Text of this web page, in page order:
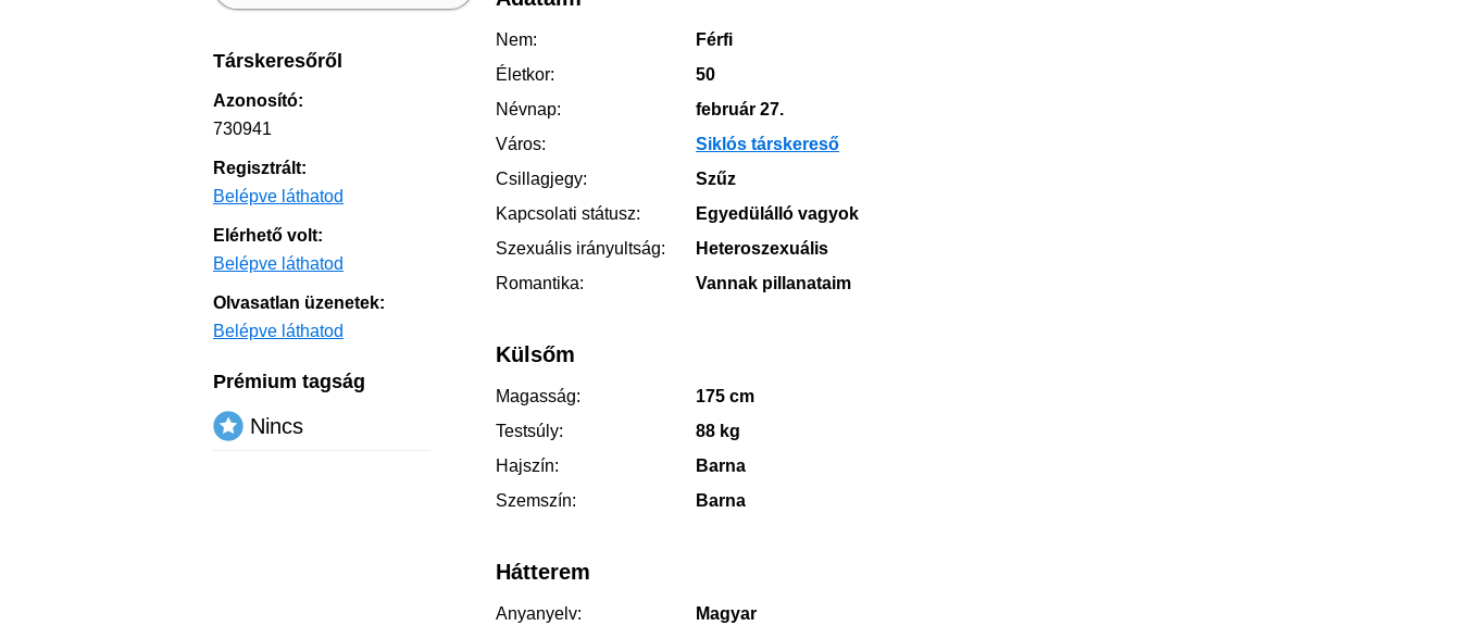
Nem:
Férfi
Életkor:
50
Névnap:
február 27.
Város:
Siklós társkereső
Csillagjegy:
Szűz
Kapcsolati státusz:
Egyedülálló vagyok
Szexuális irányultság:
Heteroszexuális
Romantika:
Vannak pillanataim
Külsőm
Magasság:
175 cm
Testsúly:
88 kg
Hajszín:
Barna
Szemszín:
Barna
Hátterem
Anyanyelv: Magyar
Társkeresőről
Azonosító:
730941
Regisztrált:
Belépve láthatod
Elérhető volt:
Belépve láthatod
Olvasatlan üzenetek:
Belépve láthatod
Prémium tagság
Nincs